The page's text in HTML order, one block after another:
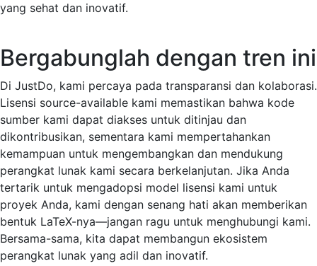
yang sehat dan inovatif.
Bergabunglah dengan tren ini
Di JustDo, kami percaya pada transparansi dan kolaborasi.
Lisensi source-available kami memastikan bahwa kode
sumber kami dapat diakses untuk ditinjau dan
dikontribusikan, sementara kami mempertahankan
kemampuan untuk mengembangkan dan mendukung
perangkat lunak kami secara berkelanjutan. Jika Anda
tertarik untuk mengadopsi model lisensi kami untuk
proyek Anda, kami dengan senang hati akan memberikan
bentuk LaTeX-nya—jangan ragu untuk menghubungi kami.
Bersama-sama, kita dapat membangun ekosistem
perangkat lunak yang adil dan inovatif.